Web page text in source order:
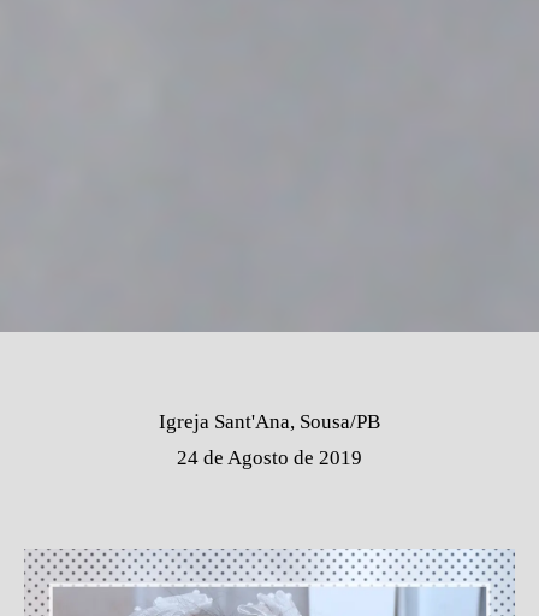
Igreja Sant'Ana, Sousa/PB
24 de Agosto de 2019